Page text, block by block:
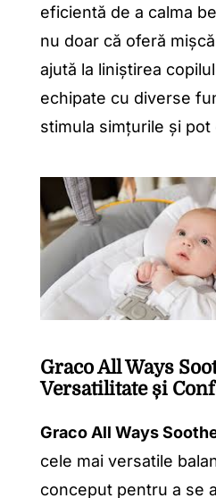
eficientă de a calma
nu doar că oferă
ajută la liniștirea
echipate cu diverse
stimula simțurile și
Graco All Ways
Versatilitate și
Graco All Ways
cele mai versatile
conceput pentru a se